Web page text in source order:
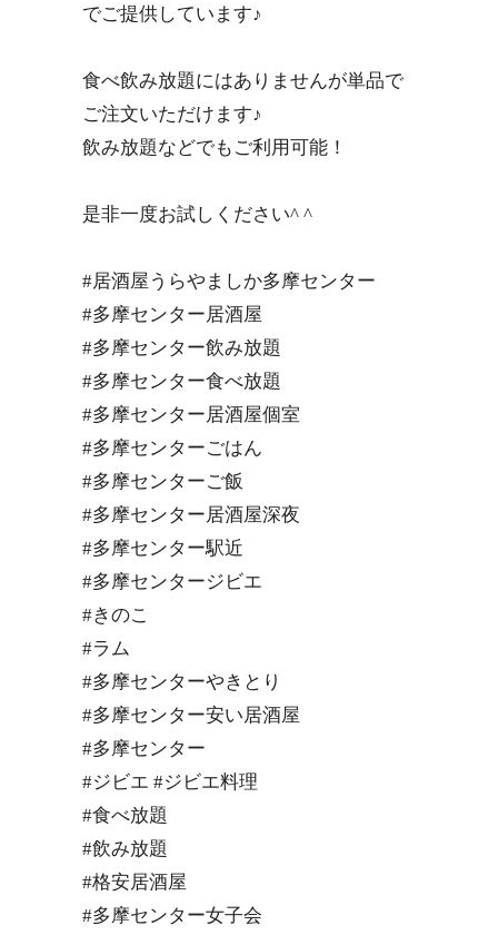
でご提供しています♪
食べ飲み放題にはありませんが単品で
ご注文いただけます♪
飲み放題などでもご利用可能！
是非一度お試しください^ ^
#居酒屋うらやましか多摩センター
#多摩センター居酒屋
#多摩センター飲み放題
#多摩センター食べ放題
#多摩センター居酒屋個室
#多摩センターごはん
#多摩センターご飯
#多摩センター居酒屋深夜
#多摩センター駅近
#多摩センタージビエ
#きのこ
#ラム
#多摩センターやきとり
#多摩センター安い居酒屋
#多摩センター
#ジビエ #ジビエ料理
#食べ放題
#飲み放題
#格安居酒屋
#多摩センター女子会